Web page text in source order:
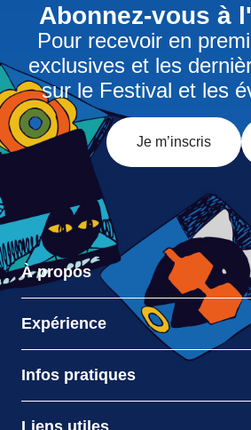
Abonnez-vous à
Pour recevoir en
exclusives et les
sur le Festival et les
Je m’inscris
À propos
Expérience
Infos pratiques